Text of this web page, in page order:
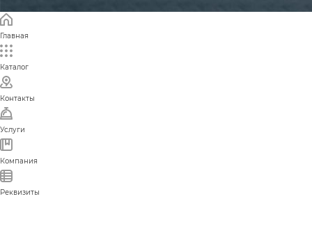
Главная
Каталог
Контакты
Услуги
Компания
Реквизиты